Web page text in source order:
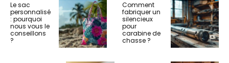
Le sac
personnalisé
: pourquoi
nous vous le
conseillons
?
Comment
fabriquer un
silencieux
pour
carabine de
chasse ?